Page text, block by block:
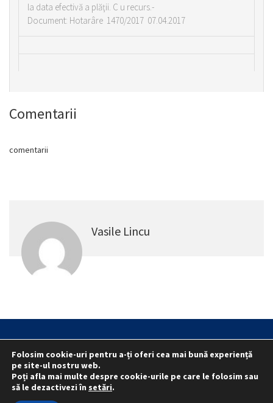
la data efectivă a plăţii. C u recurs.-
Document: Hotarâre 1470/2017 07.04.2017
Comentarii
comentarii
Vasile Lincu
Statut
Reprezentativitate M.A.I.
Reprezentativitate I.G.P.R. și I.P.J.-uri
Politica folosirii cookie-urilor
Politica de confidențialitate
Folosim cookie-uri pentru a-ți oferi cea mai bună experiență
pe site-ul nostru web.
Poți afla mai multe despre cookie-urile pe care le folosim sau
să le dezactivezi în setări.